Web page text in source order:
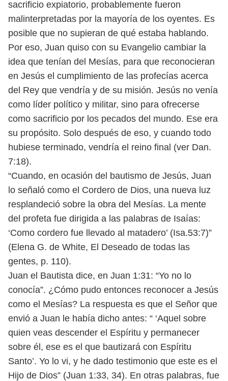
sacrificio expiatorio, probablemente fueron
ma linterpretadas por la mayoría de los oyentes. Es
posible que no supieran de qué estaba hablando.
Por eso, Juan quiso con su Evangelio cambiar la
idea que tenían del Mesías, para que reconocieran
en Jesús el cumplimiento de las profecías acerca
del Rey que vendría y de su misión. Jesús no venía
como líder político y militar, sino para ofrecerse
como sacrificio por los pecados del mundo. Ese era
su propósito. Solo después de eso, y cuando todo
hubiese terminado, vendría el reino final (ver Dan.
7:18).
“Cuando, en ocasión del bautismo de Jesús, Juan
lo señaló como el Cordero de Dios, una nueva luz
resplandeció sobre la obra del Mesías. La mente
del profeta fue dirigida a las palabras de Isaías:
‘Como cordero fue llevado al matadero’ (Isa.53:7)”
(Elena G. de White, El Deseado de todas las
gentes, p. 110).
Juan el Bautista dice, en Juan 1:31: “Yo no lo
conocía”. ¿Cómo pudo entonces reconocer a Jesús
como el Mesías? La respuesta es que el Señor que
envió a Juan le había dicho antes: “ ‘Aquel sobre
quien veas descender el Espíritu y permanecer
sobre él, ese es el que bautizará con Espíritu
Santo’. Yo lo vi, y he dado testimonio que este es el
Hijo de Dios” (Juan 1:33, 34). En otras palabras, fue